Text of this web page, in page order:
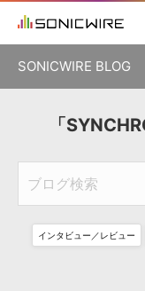
ソフト音源 »
プラグイン・エフ
サンプルパック »
キャンペーン »
特集 »
初音ミク V4X
SYLENTH1
TOONTRACK
DUBSTEP
プ
SONICWIRE BLOG
カテゴリ一覧
記事一覧
「
インタビュー／レビュー